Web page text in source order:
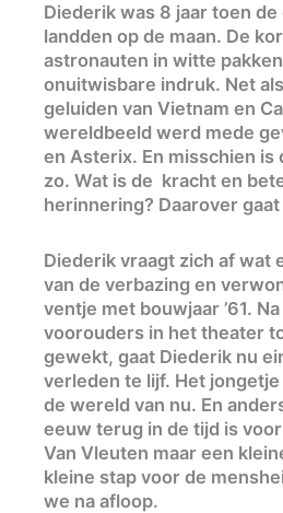
Diederik was 8 jaar toen
landden op de maan. De
astronauten in witte
onuitwisbare indruk. Net
geluiden van Vietnam en
wereldbeeld werd mede
en Asterix. En misschien is
zo. Wat is de kracht en
herinnering? Daarover gaat
Diederik vraagt zich af wat
van de verbazing en
ventje met bouwjaar ’61.
voorouders in het theater
gewekt, gaat Diederik nu
verleden te lijf. Het
de wereld van nu. En
eeuw terug in de tijd is
Van Vleuten maar een
kleine stap voor de
we na afloop.